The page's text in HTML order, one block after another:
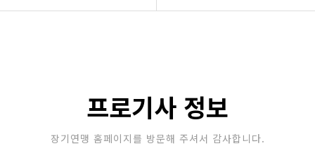
자료실
프로기사 정보
장기연맹 홈페이지를 방문해 주셔서 감사합니다.